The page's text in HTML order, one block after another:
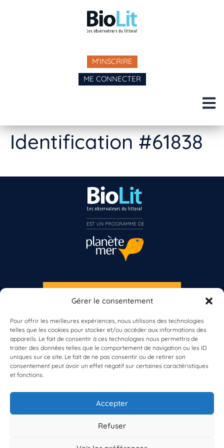
Gérer le consentement
Pour offrir les meilleures expériences, nous utilisons des technologies
telles que les cookies pour stocker et/ou accéder aux informations des
appareils. Le fait de consentir à ces technologies nous permettra de
traiter des données telles que le comportement de navigation ou les ID
uniques sur ce site. Le fait de ne pas consentir ou de retirer son
consentement peut avoir un effet négatif sur certaines caractéristiques
et fonctions.
Accepter
Refuser
M'INSCRIRE
ME CONNECTER
Identification #61838
À propos de BioLit
Vos données d'observation
Ressources
Résultats du programme
Contacts
S'INSCRIRE À LA NEWSLETTER
Vous n’êtes pas encore inscrit à Biolit ?
Inscrivez-vous dès maintenant